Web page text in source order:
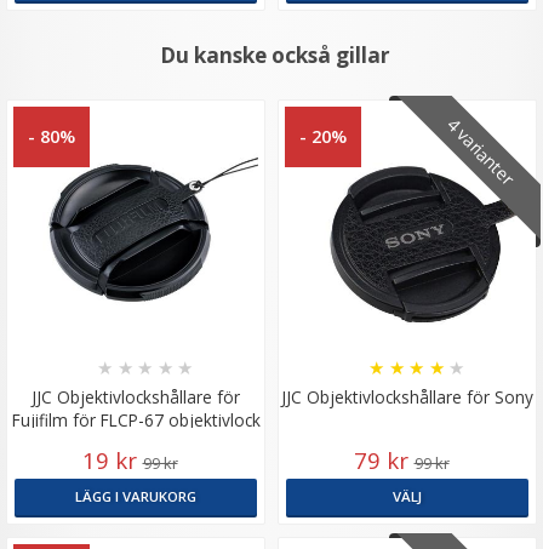
Du kanske också gillar
- 80%
JJC Objektivlockshållare för
Fujifilm för FLCP-67 objektivlock
★ ★ ★ ★ ★
19 kr 99 kr
LÄGG I VARUKORG
4 varianter
- 20%
JJC Objektivlockshållare för Sony
★ ★ ★ ★ ★
79 kr 99 kr
VÄLJ